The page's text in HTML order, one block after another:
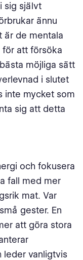
sig självt
ännu
är de mentala
att försöka
möjliga sätt
i slutet
inte mycket som
sig att detta
och fokusera
fall med mer
mat. Var
gester. En
att göra stora
leder vanligtvis